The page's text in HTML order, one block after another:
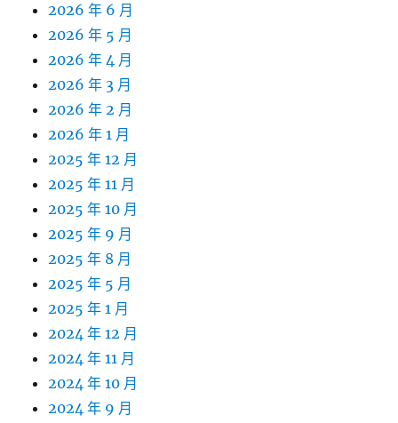
2026 年 6 月
2026 年 5 月
2026 年 4 月
2026 年 3 月
2026 年 2 月
2026 年 1 月
2025 年 12 月
2025 年 11 月
2025 年 10 月
2025 年 9 月
2025 年 8 月
2025 年 5 月
2025 年 1 月
2024 年 12 月
2024 年 11 月
2024 年 10 月
2024 年 9 月